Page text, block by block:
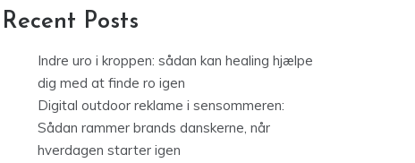
Recent Posts
Indre uro i kroppen: sådan kan healing hjælpe
dig med at finde ro igen
Digital outdoor reklame i sensommeren:
Sådan rammer brands danskerne, når
hverdagen starter igen